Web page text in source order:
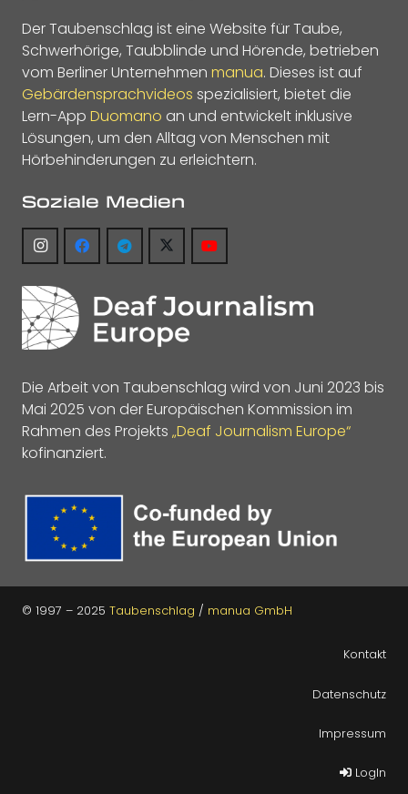
Der Taubenschlag ist eine Website für Taube,
Schwerhörige, Taubblinde und Hörende, betrieben
vom Berliner Unternehmen manua. Dieses ist auf
Gebärdensprachvideos spezialisiert, bietet die
Lern-App Duomano an und entwickelt inklusive
Lösungen, um den Alltag von Menschen mit
Hörbehinderungen zu erleichtern.
Soziale Medien
Die Arbeit von Taubenschlag wird von Juni 2023 bis
Mai 2025 von der Europäischen Kommission im
Rahmen des Projekts „Deaf Journalism Europe“
kofinanziert.
© 1997 – 2025 Taubenschlag / manua GmbH
Kontakt
Datenschutz
Impressum
LogIn